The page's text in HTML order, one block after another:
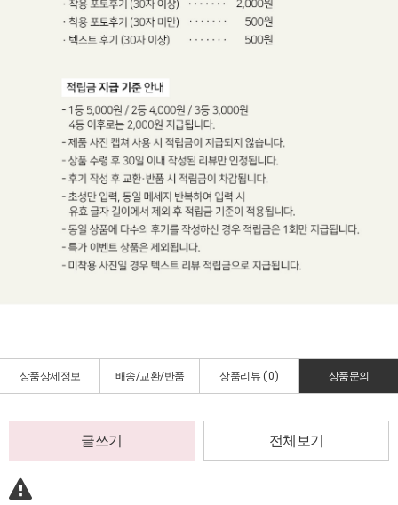
상품상세정보 배송/교환/반품 상품리뷰 ( 0) 상품문의
글쓰기 전체보기